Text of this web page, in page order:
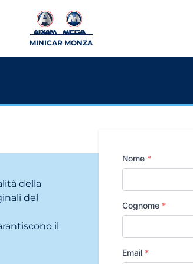
MINICAR MONZA
della
del
il
Nome *
Cognome *
Email *